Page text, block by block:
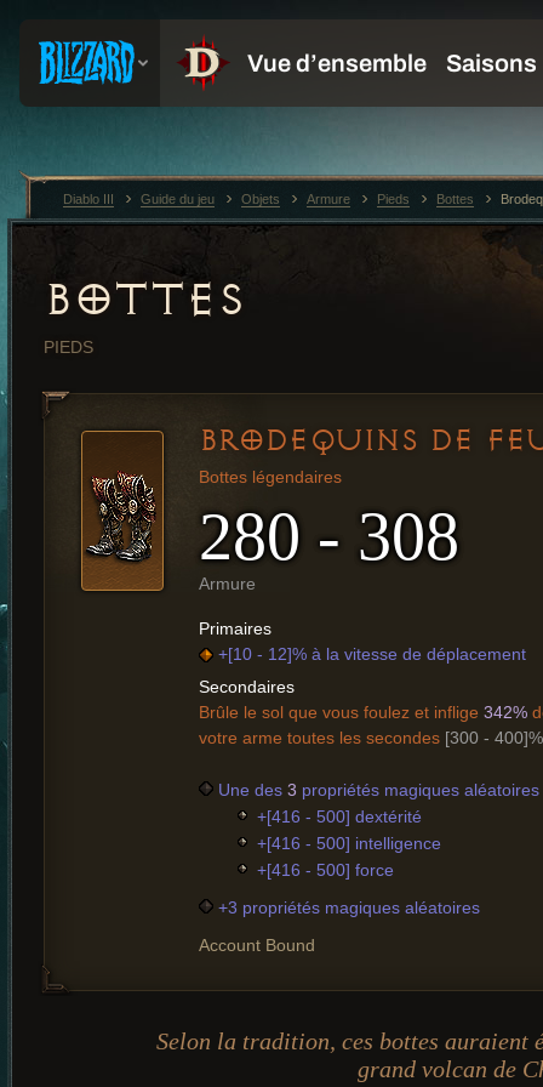
BOTTES
PIEDS
BRODEQUINS DE
Bottes légendaires
280 - 308
Armure
Primaires
+[10 - 12]% à la vitesse de déplacement
Secondaires
Brûle le sol que vous foulez et inflige 342%
votre arme toutes les secondes [300 - 400]%
Une des 3 propriétés magiques
+[416 - 500] dextérité
+[416 - 500] intelligence
+[416 - 500] force
+3 propriétés magiques aléatoires
Account Bound
Selon la tradition, ces bottes auraient
grand volcan de
Diablo III Guide du jeu Objets Armure Pieds Bottes